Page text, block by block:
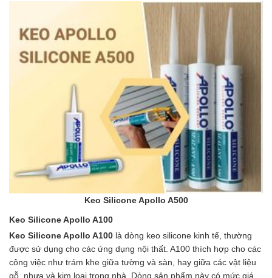
Keo Silicone Apollo A500
Keo Silicone Apollo A100
Keo Silicone Apollo A100 là dòng keo silicone kinh tế, thường
được sử dụng cho các ứng dụng nội thất. A100 thích hợp cho các
công việc như trám khe giữa tường và sàn, hay giữa các vật liệu
gỗ, nhựa và kim loại trong nhà. Dòng sản phẩm này có mức giá